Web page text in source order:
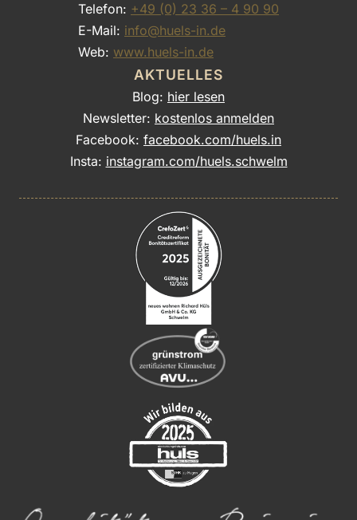
Telefon: +49 (0) 23 36 – 4 90 90
E-Mail: info@huels-in.de
Web: www.huels-in.de
AKTUELLES
Blog: hier lesen
Newsletter: kostenlos anmelden
Facebook: facebook.com/huels.in
Insta: instagram.com/huels.schwelm